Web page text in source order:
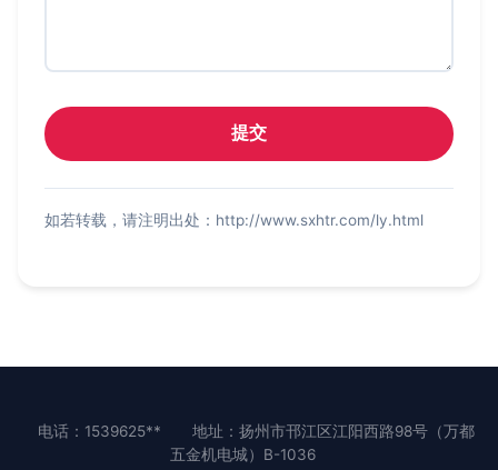
如若转载，请注明出处：http://www.sxhtr.com/ly.html
电话：1539625**
地址：扬州市邗江区江阳西路98号（万都
五金机电城）B-1036